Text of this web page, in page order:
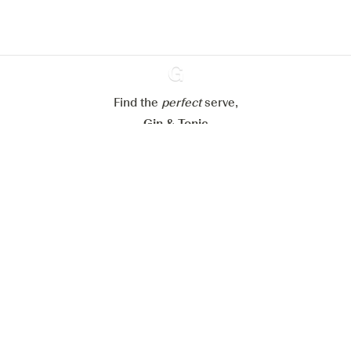
Ginventory
Find the perfectserve,
Gin & Tonic